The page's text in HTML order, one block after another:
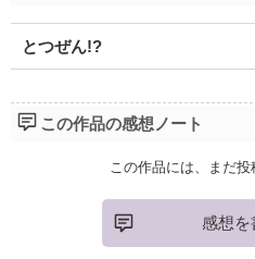
とつぜん!?
この作品の感想ノート
この作品には、まだ投
感想を